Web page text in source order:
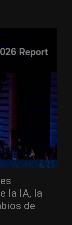
la IA, la
de